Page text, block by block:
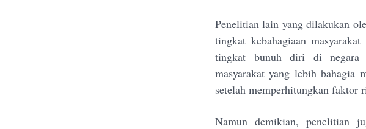
Penelitian lain yang dilakukan
tingkat kebahagiaan
tingkat bunuh diri di negara
masyarakat yang lebih
setelah memperhitungkan faktor
Namun demikian, penelitian